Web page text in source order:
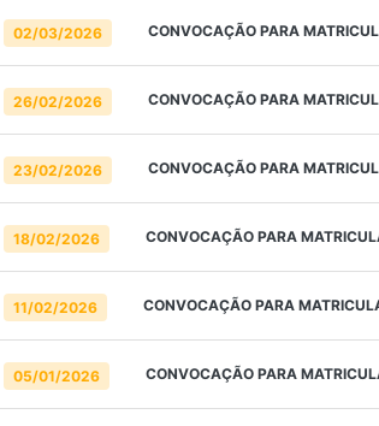
02/03/2026 CONVOCAÇÃO PARA
26/02/2026 CONVOCAÇÃO PARA
23/02/2026 CONVOCAÇÃO PARA
18/02/2026 CONVOCAÇÃO PARA
11/02/2026 CONVOCAÇÃO PARA
05/01/2026 CONVOCAÇÃO PARA